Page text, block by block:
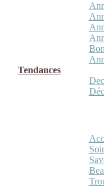
Tendances